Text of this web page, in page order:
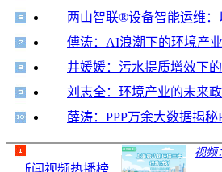
两山智联®设备智能运维
傅涛：AI浪潮下的环境产
井媛媛：污水提质增效下
刘志全：环境产业的未来
薛涛：PPP万余大数据揭
新闻视频热播榜
视频